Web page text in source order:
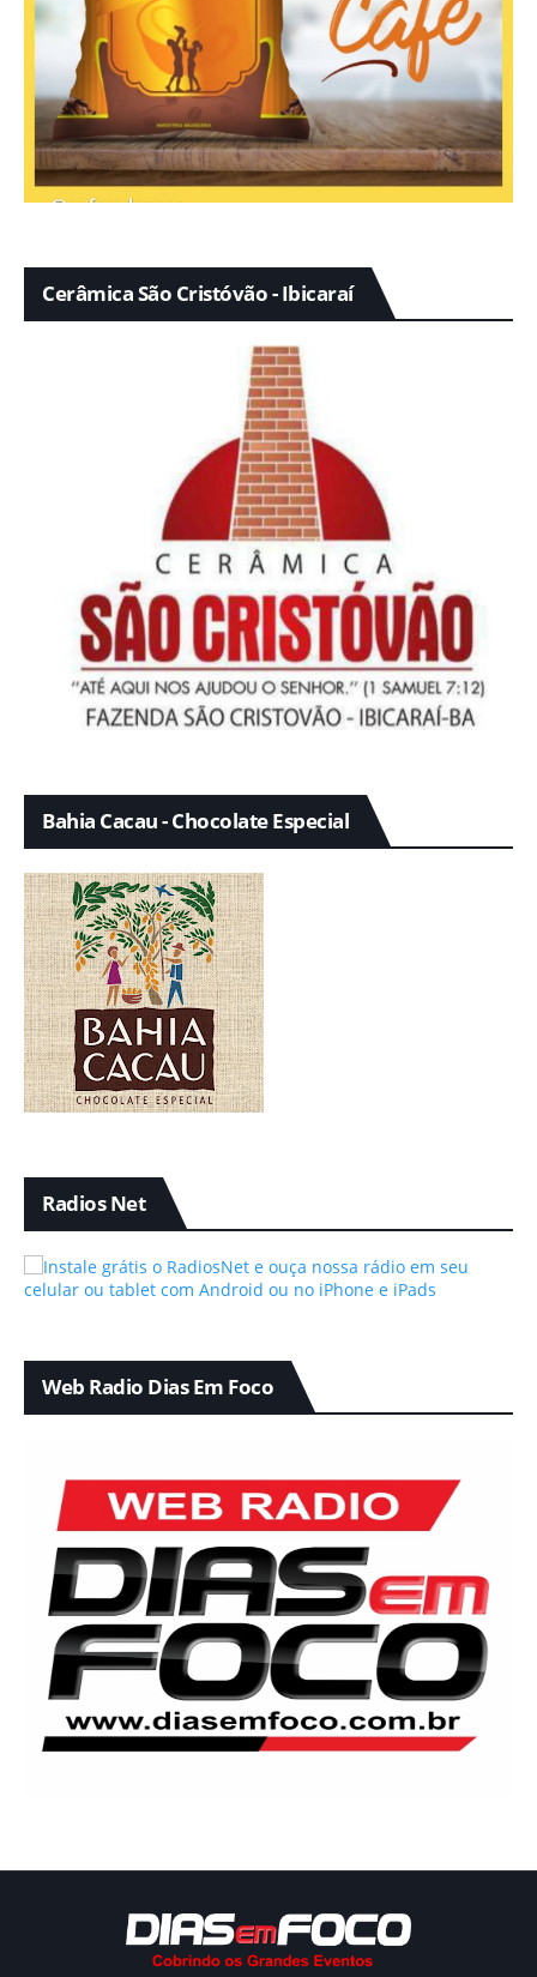
Cerâmica São Cristóvão - Ibicaraí
Bahia Cacau - Chocolate Especial
Radios Net
Web Radio Dias Em Foco